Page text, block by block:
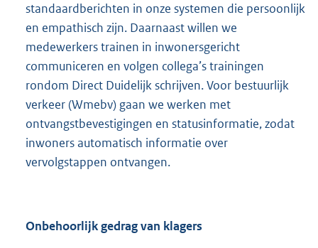
standaardberichten in onze systemen die persoonlijk
en empathisch zijn. Daarnaast willen we
medewerkers trainen in inwonersgericht
communiceren en volgen collega’s trainingen
rondom Direct Duidelijk schrijven. Voor bestuurlijk
verkeer (Wmebv) gaan we werken met
ontvangstbevestigingen en statusinformatie, zodat
inwoners automatisch informatie over
vervolgstappen ontvangen.
Onbehoorlijk gedrag van klagers